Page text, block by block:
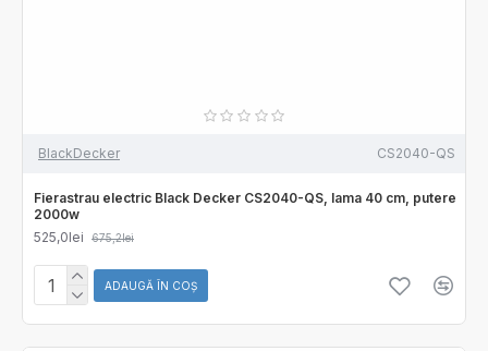
BlackDecker CS2040-QS
Fierastrau electric Black Decker CS2040-QS, lama 40 cm, putere
2000w
525,0lei
675,2lei
ADAUGĂ ÎN COŞ